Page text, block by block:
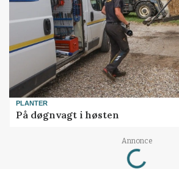
PLANTER
På døgnvagt i høsten
Annonce
Loading...